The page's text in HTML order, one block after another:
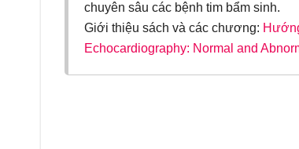
chuyên sâu các bệnh tim bẩm sinh.
Giới thiệu sách và các chương:
Echocardiography: Normal and